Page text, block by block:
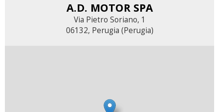
A.D. MOTOR SPA
Via Pietro Soriano, 1
06132, Perugia (Perugia)